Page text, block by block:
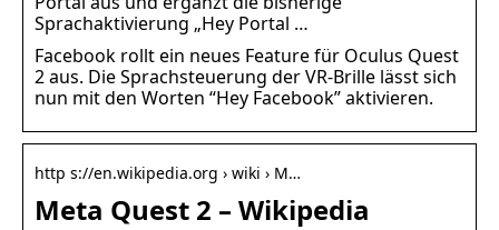
Sprachaktivierung „Hey Portal …
Facebook rollt ein neues Feature für Oculus Quest
2 aus. Die Sprachsteuerung der VR-Brille lässt sich
nun mit den Worten “Hey Facebook” aktivieren.
http s://en.wikipedia.org › wiki › M…
Meta Quest 2 – Wikipedia